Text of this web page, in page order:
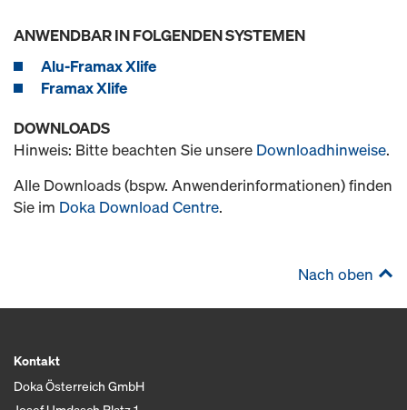
ANWENDBAR IN FOLGENDEN SYSTEMEN
Alu-Framax Xlife
Framax Xlife
DOWNLOADS
Hinweis: Bitte beachten Sie unsere Downloadhinweise.
Alle Downloads (bspw. Anwenderinformationen) finden
Sie im Doka Download Centre.
Nach oben
Kontakt
Doka Österreich GmbH